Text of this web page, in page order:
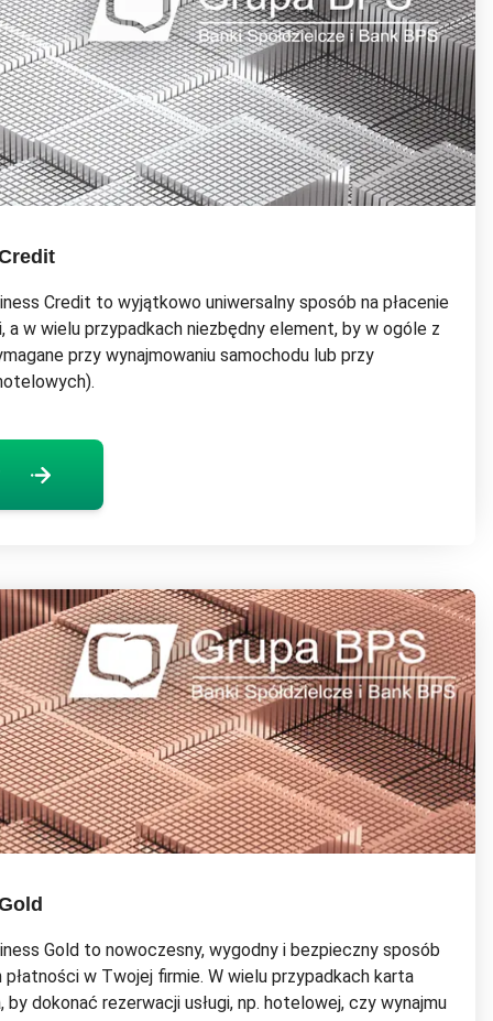
Credit to wyjątkowo uniwersalny sposób na płacenie
a w wielu przypadkach niezbędny element, by w ogóle z
przy wynajmowaniu samochodu lub przy
Gold to nowoczesny, wygodny i bezpieczny sposób
w Twojej firmie. W wielu przypadkach karta
dokonać rezerwacji usługi, np. hotelowej, czy wynajmu